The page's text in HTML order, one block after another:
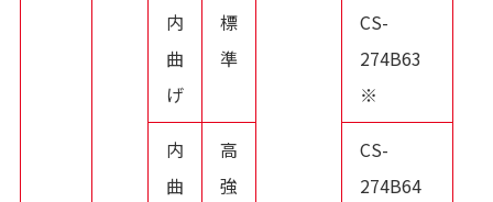
内
曲
げ
標
準
CS-
274B63
※
内
曲
高
強
CS-
274B64